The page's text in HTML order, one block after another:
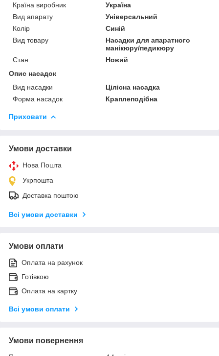
Країна виробник
Україна
Вид апарату
Універсальний
Колір
Синій
Вид товару
Насадки для апаратного
манікюру/педикюру
Стан
Новий
Опис насадок
Вид насадки
Цілісна насадка
Форма насадок
Краплеподібна
Приховати
Умови доставки
Нова Пошта
Укрпошта
Доставка поштою
Всі умови доставки
Умови оплати
Оплата на рахунок
Готівкою
Оплата на картку
Всі умови оплати
Умови повернення